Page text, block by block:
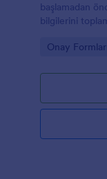
başlamadan
bilgilerini
Go to
Onay Formları